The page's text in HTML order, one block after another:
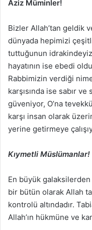
Aziz Müminler!
Bizler Allah’tan geldik
dünyada hepimizi
tuttuğunun
hayatının ise ebedi
Rabbimizin verdiği
karşısında ise sabır
güveniyor, O’na
karşı insan olarak
yerine getirmeye
Kıymetli Müslümanlar!
En büyük
bir bütün olarak Allah
kontrolü altındadır.
Allah’ın hükmüne ve